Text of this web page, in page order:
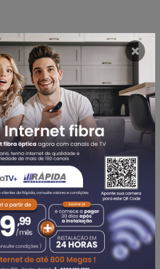
(767)
(142)
(313)
(740)
(58)
(144)
(40)
×